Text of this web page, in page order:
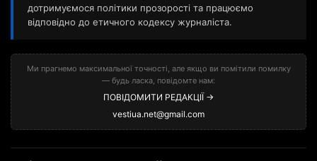
дотримуємося політики прозорості та працюємо
відповідно до етичного кодексу журналіста.
Ми прагнемо максимальної точності, але якщо ви помітили помилку
— будь ласка, повідомте нам:
ПОВІДОМИТИ РЕДАКЦІЇ →
vestiua.net@gmail.com